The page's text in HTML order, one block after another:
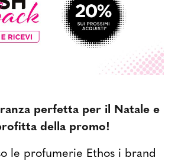
perfetta per il Natale e
della promo!
le profumerie Ethos i brand